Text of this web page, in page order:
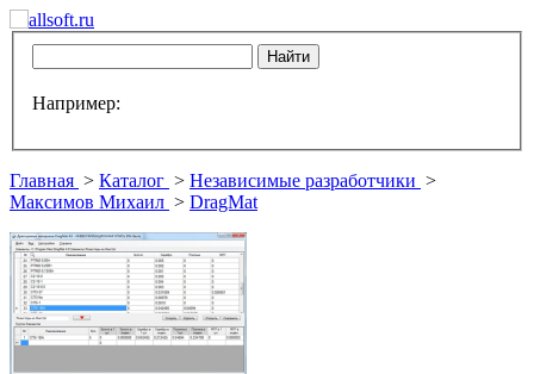
Например:
Главная > Каталог > Независимые разработчики >
Максимов Михаил > DragMat